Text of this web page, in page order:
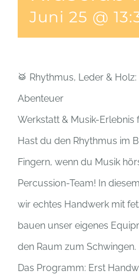
Juni 25 @
🥁 Rhythmus, Leder &
Abenteuer
Werkstatt & Musik-Erlebnis
Hast du den Rhythmus im
Fingern, wenn du Musik
Percussion-Team! In
wir echtes Handwerk mit
bauen unser eigenes
den Raum zum Schwingen.
Das Programm: Erst